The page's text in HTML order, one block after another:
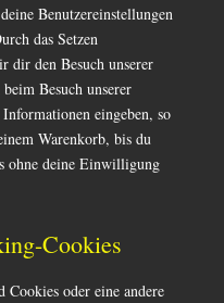
Benutzereinstellungen
das Setzen
dir den Besuch unserer
Besuch unserer
eingeben, so
Warenkorb, bis du
ohne deine Einwilligung
Cookies
oder eine andere